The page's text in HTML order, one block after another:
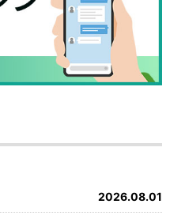
2026.08.01